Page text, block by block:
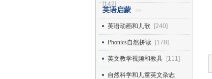
[142]
英语启蒙 >>
英语动画和儿歌 [240]
Phonics自然拼读 [178]
英文教学视频和教具 [111]
自然科学和儿童英文杂志